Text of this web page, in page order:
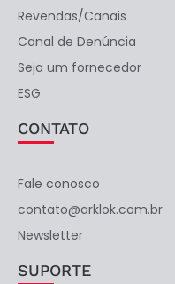
Revendas/Canais
Canal de Denúncia
Seja um fornecedor
ESG
CONTATO
Fale conosco
contato@arklok.com.br
Newsletter
SUPORTE